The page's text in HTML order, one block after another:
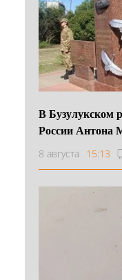
В Бузулукском
России Антона
8 августа 15:13